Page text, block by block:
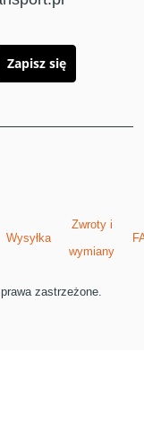
Zapisz się
Wysyłka
Zwroty i
wymiany
zastrzeżone.